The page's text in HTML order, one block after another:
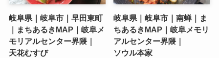
岐阜県｜岐阜市｜早田東町
｜まちあるきMAP｜岐阜メ
モリアルセンター界隈｜
天花むすび
岐阜県｜岐阜市｜南蝉｜ま
ちあるきMAP｜岐阜メモリ
アルセンター界隈｜
ソウル本家